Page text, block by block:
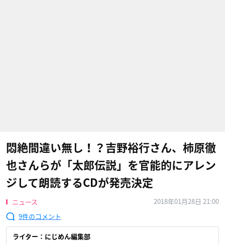
悶絶間違い無し！？吉野裕行さん、柿原徹
也さんらが「太郎伝説」を官能的にアレン
ジして朗読するCDが発売決定
ニュース
2018年01月28日 21:00
9
ライター：にじめん編集部